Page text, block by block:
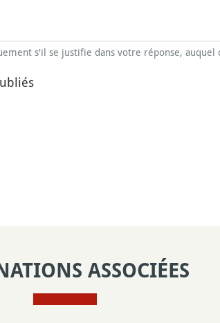
s'il se justifie dans votre réponse, auquel
ASSOCIÉES